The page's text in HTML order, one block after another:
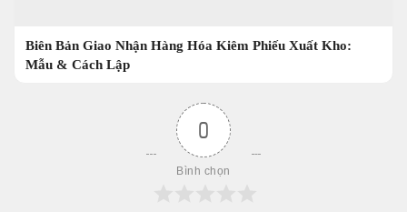
Biên Bản Giao Nhận Hàng Hóa Kiêm Phiếu Xuất Kho:
Mẫu & Cách Lập
0
Bình chọn